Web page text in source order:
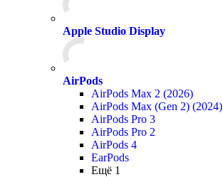
Apple Studio Display
AirPods
AirPods Max 2 (2026)
AirPods Max (Gen 2) (2024)
AirPods Pro 3
AirPods Pro 2
AirPods 4
EarPods
Ещё 1